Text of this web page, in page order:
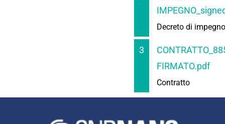
Decreto di impegno
3
FIRMATO.pdf
Contratto